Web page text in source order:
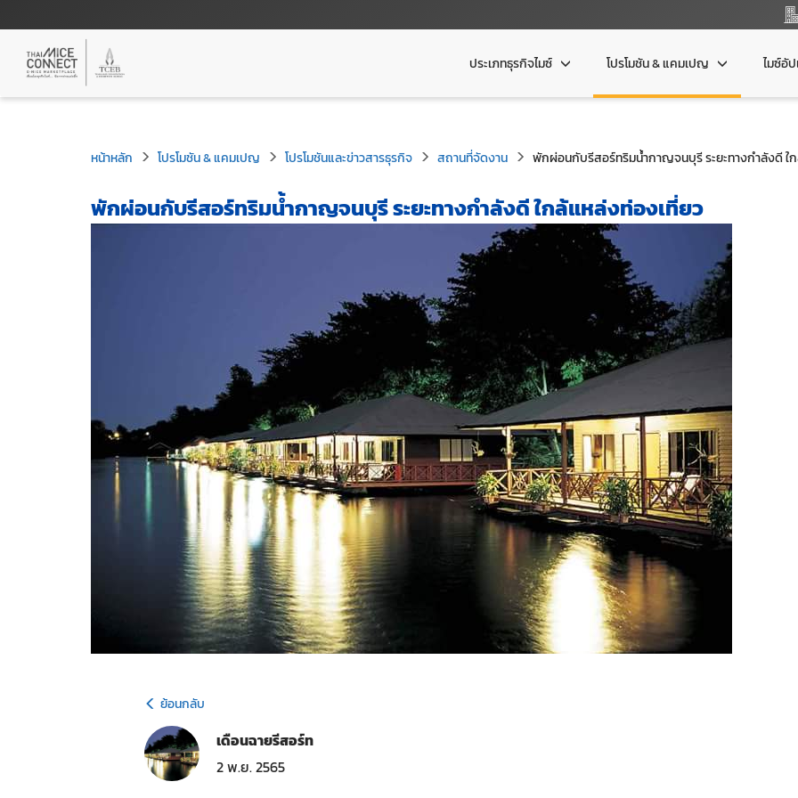
ประเภทธุรกิจไมซ์ โปรโมชัน & แคมเปญ ไมซ์อั
หน้าหลัก โปรโมชัน & แคมเปญ โปรโมชันและข่าวสารธุรกิจ สถานที่จัดงาน พักผ่อนกับรีสอร์ทริมน้ำกาญจนบุรี ระยะทางกำลังดี ใ
พักผ่อนกับรีสอร์ทริมน้ำกาญจนบุรี ระยะทางกำลังดี ใกล้แหล่งท่องเที่ยว
ย้อนกลับ
เดือนฉายรีสอร์ท
2 พ.ย. 2565